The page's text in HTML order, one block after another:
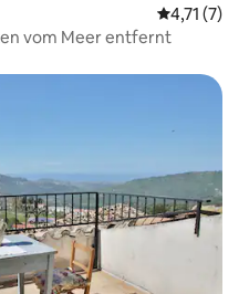
4,71 (7)
vom Meer entfernt